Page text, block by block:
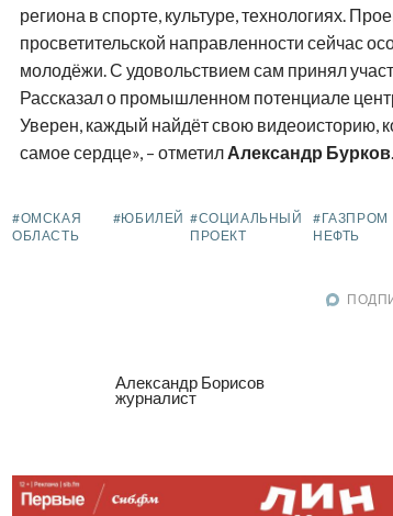
региона в спорте, культуре, технологиях.
просветительской направленности сейчас
молодёжи. С удовольствием сам принял
Рассказал о промышленном потенциале
Уверен, каждый найдёт свою видеоисторию,
самое сердце», – отметил Александр Бурков.
#ОМСКАЯ
ОБЛАСТЬ
#ЮБИЛЕЙ #СОЦИАЛЬНЫЙ
ПРОЕКТ
#ГАЗПРОМ
НЕФТЬ
Александр Борисов
журналист